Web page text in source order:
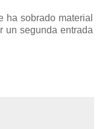
ha sobrado material
un segunda entrada